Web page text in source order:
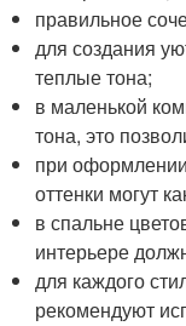
правильное
для создания
теплые тона;
в маленькой
тона, это
при
оттенки могут
в спальне
интерьере
для каждого
рекомендуют